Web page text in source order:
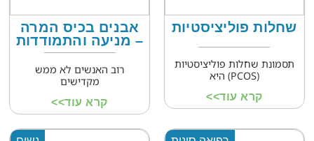
שחלות פוליציסטיות
תסמונת שחלות פוליציסטיות
(PCOS) היא
קרא עוד>>
אבנים בכיס המרה
– מניעה והתמודדות
רוב האנשים לא ממש
מקדישים
קרא עוד>>